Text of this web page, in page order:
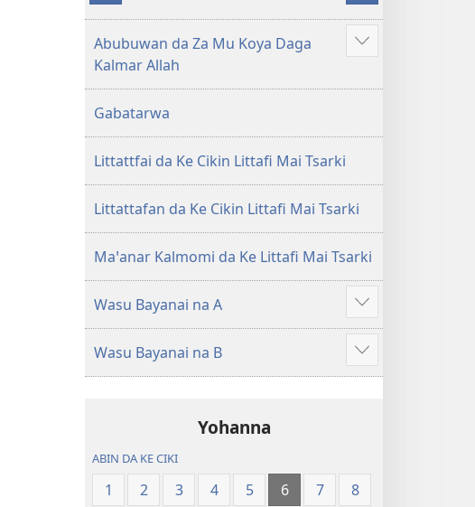
—
Fassarar
2013)
Fassarar
2013)
Baya
Gaba
Abubuwan da Za Mu Koya Daga
Kalmar Allah
Show
Gabatarwa
Littattfai da Ke Cikin Littafi Mai Tsarki
Littattafan da Ke Cikin Littafi Mai Tsarki
Maꞌanar Kalmomi da Ke Littafi Mai Tsarki
Wasu Bayanai na A
Show
more
Wasu Bayanai na B
Show
more
Yohanna
ABIN DA KE CIKI
1 2 3 4 5 6 7
8